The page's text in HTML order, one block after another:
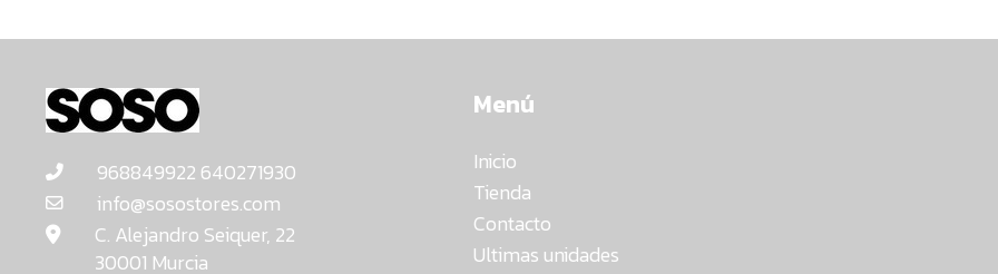
968849922 640271930
info@sosostores.com
C. Alejandro Seiquer, 22
30001 Murcia
Menú
Inicio
Tienda
Contacto
Ultimas unidades